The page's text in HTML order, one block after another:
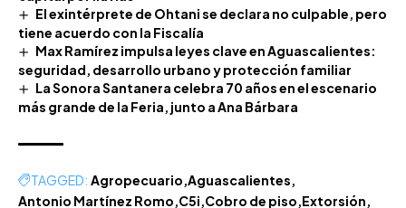
El exintérprete de Ohtani se declara no culpable, pero
tiene acuerdo con la Fiscalía
Max Ramírez impulsa leyes clave en Aguascalientes:
seguridad, desarrollo urbano y protección familiar
La Sonora Santanera celebra 70 años en el escenario
más grande de la Feria, junto a Ana Bárbara
TAGGED: Agropecuario Aguascalientes
Antonio Martínez Romo C5i Cobro de piso Extorsión